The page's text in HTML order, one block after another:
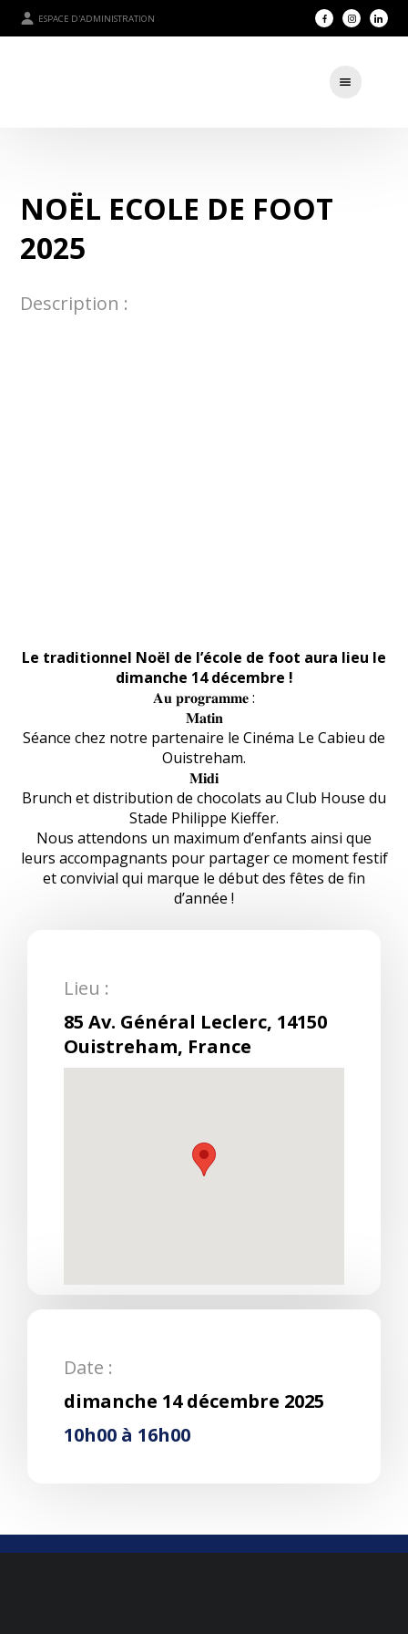
ESPACE D'ADMINISTRATION
NOËL ECOLE DE FOOT
2025
Description :
Le traditionnel Noël de l’école de foot aura lieu le
dimanche 14 décembre !
𝐀𝐮 𝐩𝐫𝐨𝐠𝐫𝐚𝐦𝐦𝐞 :
𝐌𝐚𝐭𝐢𝐧
Séance chez notre partenaire le Cinéma Le Cabieu de
Ouistreham.
𝐌𝐢𝐝𝐢
Brunch et distribution de chocolats au Club House du
Stade Philippe Kieffer.
Nous attendons un maximum d’enfants ainsi que
leurs accompagnants pour partager ce moment festif
et convivial qui marque le début des fêtes de fin
d’année !
Lieu :
85 Av. Général Leclerc, 14150
Ouistreham, France
Date :
dimanche 14 décembre 2025
10h00 à 16h00